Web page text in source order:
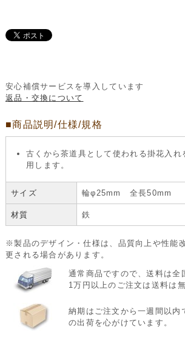
安心補償サービスを導入しています
返品・交換について
■商品説明/仕様/規格
古くから茶道具として使われる掛花入れ
用します。
サイズ 輪φ25mm 全長50mm
材質 鉄
※製品のデザイン・仕様は、品質向上や性能
更される場合があります。
通常商品ですので、送料は全
1万円以上のご注文は送料は無
納期はご注文から一週間以内
の出荷を心がけています。